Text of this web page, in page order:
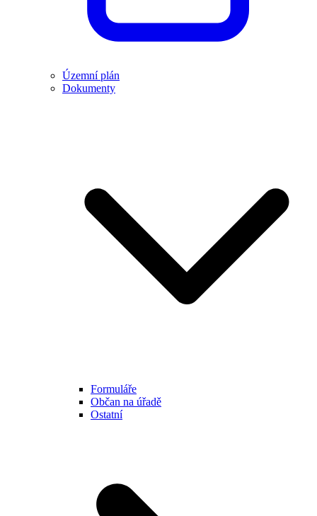
Územní plán
Dokumenty
Formuláře
Občan na úřadě
Ostatní